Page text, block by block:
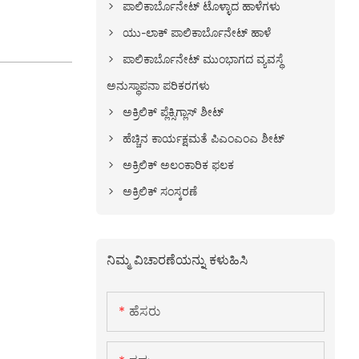
ಪಾಲಿಕಾರ್ಬೊನೇಟ್ ಟೊಳ್ಳಾದ ಹಾಳೆಗಳು
ಯು-ಲಾಕ್ ಪಾಲಿಕಾರ್ಬೊನೇಟ್ ಹಾಳೆ
ಪಾಲಿಕಾರ್ಬೊನೇಟ್ ಮುಂಭಾಗದ ವ್ಯವಸ್ಥೆ
ಅನುಸ್ಥಾಪನಾ ಪರಿಕರಗಳು
ಅಕ್ರಿಲಿಕ್ ಪ್ಲೆಕ್ಸಿಗ್ಲಾಸ್ ಶೀಟ್
ಹೆಚ್ಚಿನ ಕಾರ್ಯಕ್ಷಮತೆ ಪಿಎಂಎಂಎ ಶೀಟ್
ಅಕ್ರಿಲಿಕ್ ಅಲಂಕಾರಿಕ ಫಲಕ
ಅಕ್ರಿಲಿಕ್ ಸಂಸ್ಕರಣೆ
ನಿಮ್ಮ ವಿಚಾರಣೆಯನ್ನು ಕಳುಹಿಸಿ
ಹೆಸರು